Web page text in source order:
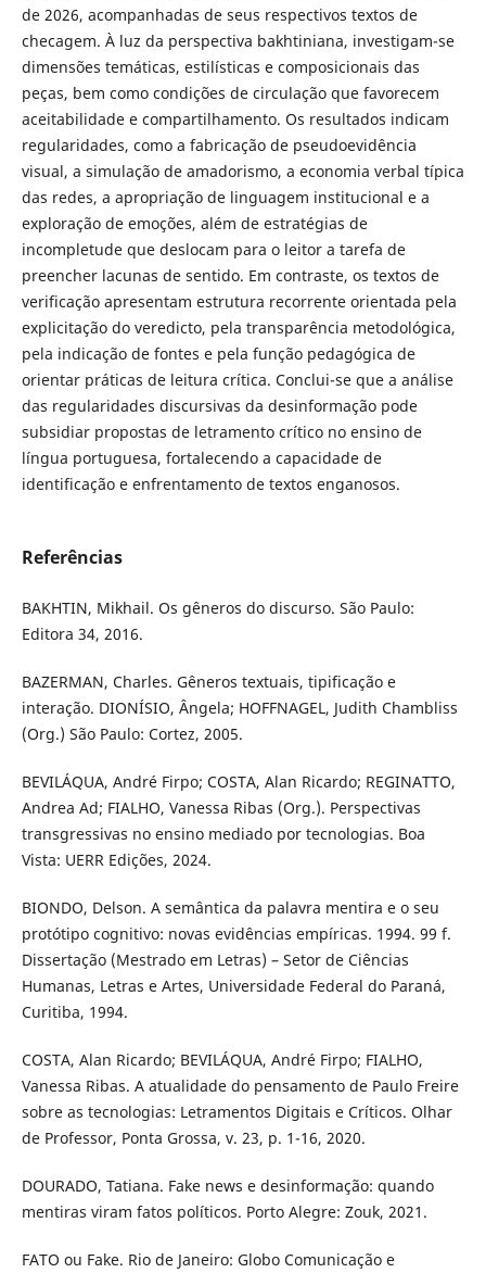
de 2026, acompanhadas de seus respectivos textos de
checagem. À luz da perspectiva bakhtiniana, investigam-se
dimensões temáticas, estilísticas e composicionais das
peças, bem como condições de circulação que favorecem
aceitabilidade e compartilhamento. Os resultados indicam
regularidades, como a fabricação de pseudoevidência
visual, a simulação de amadorismo, a economia verbal típica
das redes, a apropriação de linguagem institucional e a
exploração de emoções, além de estratégias de
incompletude que deslocam para o leitor a tarefa de
preencher lacunas de sentido. Em contraste, os textos de
verificação apresentam estrutura recorrente orientada pela
explicitação do veredicto, pela transparência metodológica,
pela indicação de fontes e pela função pedagógica de
orientar práticas de leitura crítica. Conclui-se que a análise
das regularidades discursivas da desinformação pode
subsidiar propostas de letramento crítico no ensino de
língua portuguesa, fortalecendo a capacidade de
identificação e enfrentamento de textos enganosos.
Referências
BAKHTIN, Mikhail. Os gêneros do discurso. São Paulo:
Editora 34, 2016.
BAZERMAN, Charles. Gêneros textuais, tipificação e
interação. DIONÍSIO, Ângela; HOFFNAGEL, Judith Chambliss
(Org.) São Paulo: Cortez, 2005.
BEVILÁQUA, André Firpo; COSTA, Alan Ricardo; REGINATTO,
Andrea Ad; FIALHO, Vanessa Ribas (Org.). Perspectivas
transgressivas no ensino mediado por tecnologias. Boa
Vista: UERR Edições, 2024.
BIONDO, Delson. A semântica da palavra mentira e o seu
protótipo cognitivo: novas evidências empíricas. 1994. 99 f.
Dissertação (Mestrado em Letras) – Setor de Ciências
Humanas, Letras e Artes, Universidade Federal do Paraná,
Curitiba, 1994.
COSTA, Alan Ricardo; BEVILÁQUA, André Firpo; FIALHO,
Vanessa Ribas. A atualidade do pensamento de Paulo Freire
sobre as tecnologias: Letramentos Digitais e Críticos. Olhar
de Professor, Ponta Grossa, v. 23, p. 1-16, 2020.
DOURADO, Tatiana. Fake news e desinformação: quando
mentiras viram fatos políticos. Porto Alegre: Zouk, 2021.
FATO ou Fake. Rio de Janeiro: Globo Comunicação e